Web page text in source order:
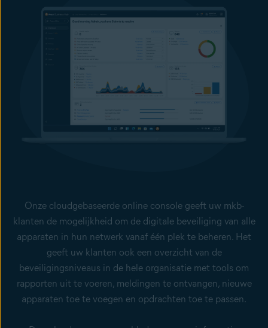
Onze cloudgebaseerde online console geeft uw mkb-
klanten de mogelijkheid om de digitale beveiliging van alle
apparaten in hun netwerk vanaf één plek te beheren. Het
geeft uw klanten ook een overzicht van de
beveiligingsniveaus in de hele organisatie met tools om
rapporten uit te voeren, meldingen te ontvangen, nieuwe
apparaten toe te voegen en opdrachten toe te passen.